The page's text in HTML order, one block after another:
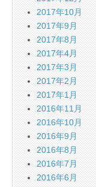
2017年10月
2017年9月
2017年8月
2017年4月
2017年3月
2017年2月
2017年1月
2016年11月
2016年10月
2016年9月
2016年8月
2016年7月
2016年6月